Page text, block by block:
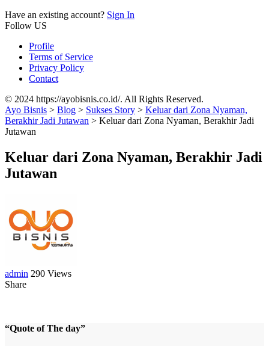
Have an existing account? Sign In
Follow US
Profile
Terms of Service
Privacy Policy
Contact
© 2024 https://ayobisnis.co.id/. All Rights Reserved.
Ayo Bisnis > Blog > Sukses Story > Keluar dari Zona Nyaman,
Berakhir Jadi Jutawan > Keluar dari Zona Nyaman, Berakhir Jadi
Jutawan
Keluar dari Zona Nyaman, Berakhir Jadi
Jutawan
admin 290 Views
Share
“Quote of The day”